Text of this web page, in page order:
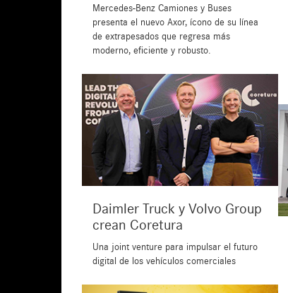
Mercedes-Benz Camiones y Buses
presenta el nuevo Axor, ícono de su línea
de extrapesados que regresa más
moderno, eficiente y robusto.
Daimler Truck y Volvo Group
crean Coretura
Una joint venture para impulsar el futuro
digital de los vehículos comerciales